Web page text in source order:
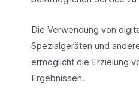
Die Verwendung von
Spezialgeräten und
ermöglicht die Erzielung
Ergebnissen.